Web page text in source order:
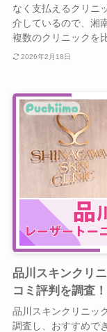
なく支払えるクリニ
介しているので、湘
複数のクリニックを
2026年2月18日
品川スキンクリ
コミ評判を調査
品川スキンクリニッ
調査し、おすすめで